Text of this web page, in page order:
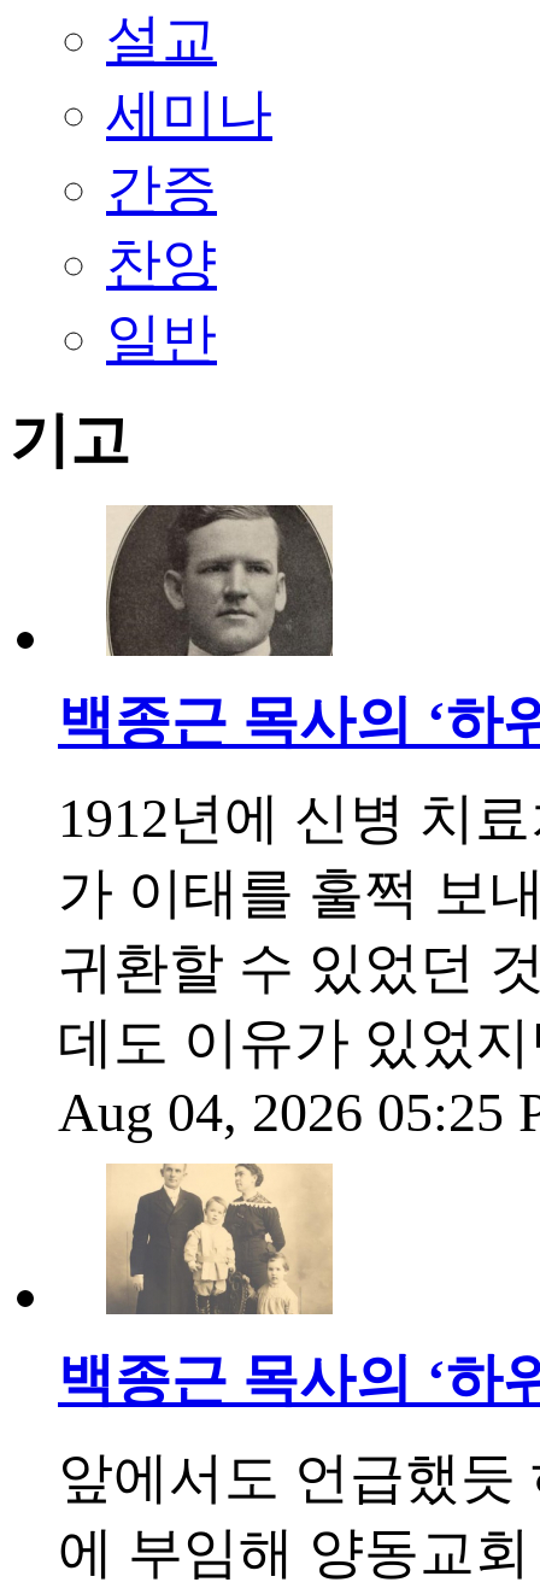
설교
세미나
간증
찬양
일반
기고
백종근 목사의 ‘하
1912년에 신병 치
가 이태를 훌쩍 보
귀환할 수 있었던
데도 이유가 있었
Aug 04, 2026 05:25
백종근 목사의 ‘하
앞에서도 언급했
에 부임해 양동교